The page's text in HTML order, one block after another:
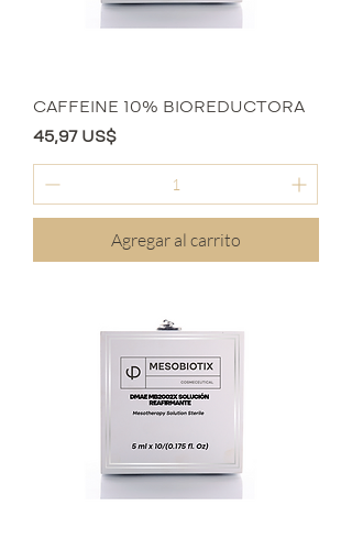
CAFFEINE 10% BIOREDUCTORA
Precio
45,97 US$
Agregar al carrito